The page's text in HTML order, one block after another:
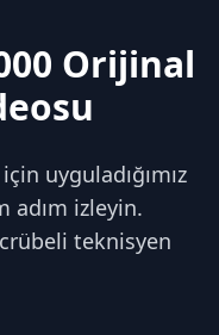
Orijinal
uyguladığımız
adım izleyin.
teknisyen